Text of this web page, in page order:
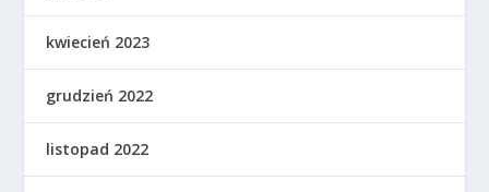
kwiecień 2023
grudzień 2022
listopad 2022